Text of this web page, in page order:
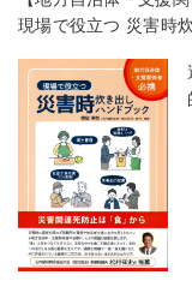
現場で役立つ 災害時